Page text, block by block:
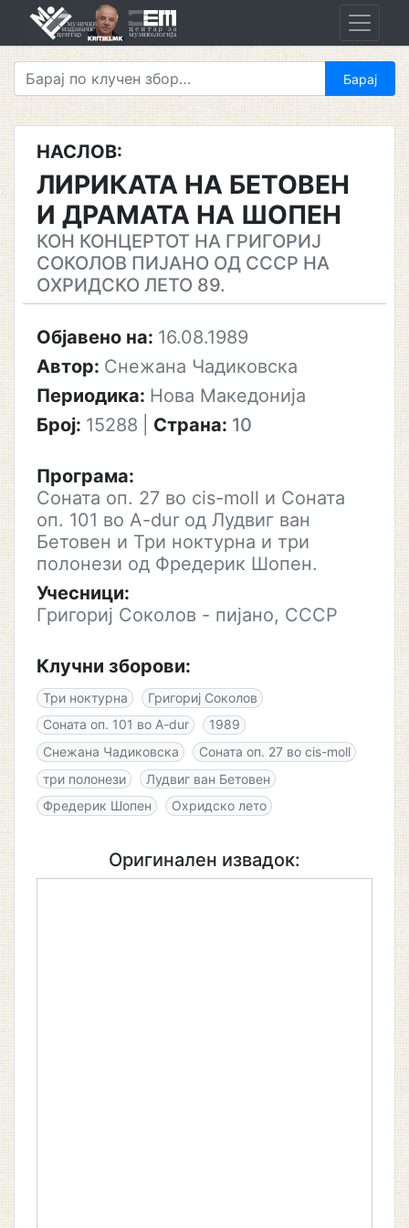
НАСЛОВ:
ЛИРИКАТА НА БЕТОВЕН
И ДРАМАТА НА ШОПЕН
КОН КОНЦЕРТОТ НА ГРИГОРИЈ
СОКОЛОВ ПИЈАНО ОД СССР НА
ОХРИДСКО ЛЕТО 89.
Објавено на: 16.08.1989
Автор: Снежана Чадиковска
Периодика: Нова Македонија
Број: 15288 Страна: 10
Програма:
Соната оп. 27 во cis-moll и Соната
оп. 101 во A-dur од Лудвиг ван
Бетовен и Три ноктурна и три
полонези од Фредерик Шопен.
Учесници:
Григориј Соколов - пијано, СССР
Клучни зборови:
Три ноктурна
Григориј Соколов
Соната оп. 101 во A-dur
1989
Снежана Чадиковска
Соната оп. 27 во cis-moll
три полонези
Лудвиг ван Бетовен
Фредерик Шопен
Охридско лето
Оригинален извадок: